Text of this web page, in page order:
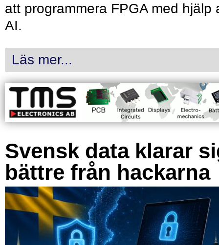
att programmera FPGA med hjälp
AI.
Läs mer...
Svensk data klarar
bättre från hackarna